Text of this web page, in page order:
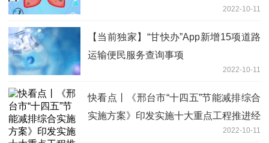
2022-10-11
【当前独家】“甘快办”App新增15项道路
运输便民服务查询事项
2022-10-11
快看点丨《邢台市“十四五”节能减排综合
实施方案》印发实施十大重点工程推进经
2022-10-11